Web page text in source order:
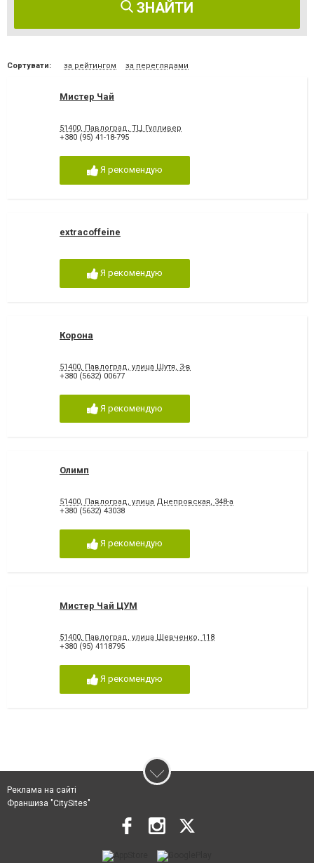
ЗНАЙТИ
Сортувати: за рейтингом за переглядами
Мистер Чай
51400, Павлоград, ТЦ Гулливер
+380 (95) 41-18-795
Я рекомендую
extracoffeine
Я рекомендую
Корона
51400, Павлоград, улица Шутя, 3-в
+380 (5632) 00677
Я рекомендую
Олимп
51400, Павлоград, улица Днепровская, 348-а
+380 (5632) 43038
Я рекомендую
Мистер Чай ЦУМ
51400, Павлоград, улица Шевченко, 118
+380 (95) 4118795
Я рекомендую
Реклама на сайті
Франшиза "CitySites"